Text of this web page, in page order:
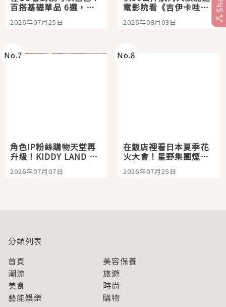
百搭基礎單品 6選，閉
眼全收也不心疼
2026年07月25日
電影院看《吉伊卡哇》
嗎？日本重金屬樂團
「打首」會長與nagano
2026年08月03日
No.7
角色IP粉絲購物天堂再
升級！KIDDY LAND 原
宿店吉伊卡哇迎客，新
開幕 OMOKADO 店3分
2026年07月07日
No.8
在飯店裡看日本夏季花
火大會！星野集團煙火
景觀飯店6選，讓你不用
人擠人悠閒欣賞
2026年07月25日
分類列表
首頁
美容保養
潮流
旅遊
美食
時尚
藝能娛樂
購物